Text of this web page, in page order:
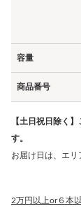
容量
商品番号
【土日祝日除く
す。
お届け日は、エリ
2万円以上or６本